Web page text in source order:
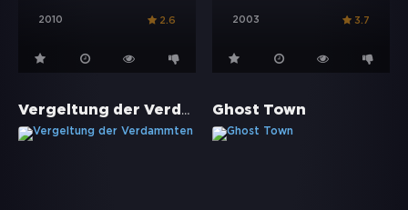
2010 2.6 2003 3.7
Vergeltung der Verdammten Ghost Town